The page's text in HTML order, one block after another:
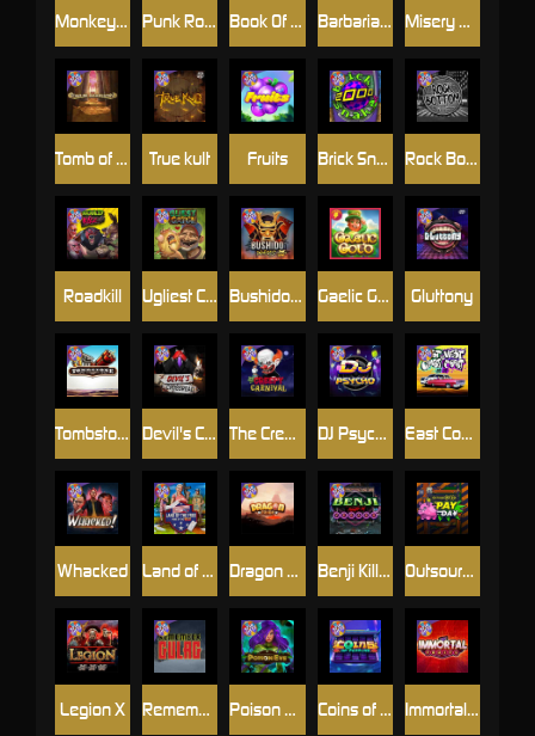
Outsourced: Payday
Roadkill
Book Of Shadows
Rock Bottom
Land of the Free
Brick Snake 2000
Monkey's Gold xPays
Benji Killed in Vegas
Barbarian Fury
Poison Eve
Devil's Crossroad
Tomb of Akhenaten
Dragon Tribe
Immortal Fruits
Coins of Fortune
Gluttony
Legion X
Fruits
DJ Psycho
Tombstone
Punk Rocker
Gaelic Gold
East Coast Vs West Coast
The Creepy Carnival
Whacked
Misery Mining
Remember Gulag
True kult
Bushido Way xNudge
Ugliest Catch